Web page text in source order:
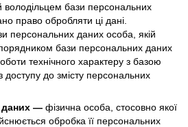
володільцем бази персональних
право обробляти ці дані.
персональних даних особа, якій
бази персональних даних
технічного характеру з базою
до змісту персональних
даних — фізична особа, стосовно якої
обробка її персональних